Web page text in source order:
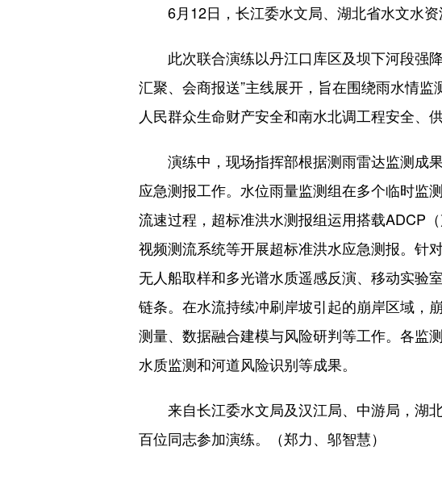
6月12日，长江委水文局、湖北省水文水资
此次联合演练以丹江口库区及坝下河段强降
汇聚、会商报送”主线展开，旨在围绕雨水情
人民群众生命财产安全和南水北调工程安全、
演练中，现场指挥部根据测雨雷达监测成果
应急测报工作。水位雨量监测组在多个临时监
流速过程，超标准洪水测报组运用搭载ADCP
视频测流系统等开展超标准洪水应急测报。针
无人船取样和多光谱水质遥感反演、移动实验
链条。在水流持续冲刷岸坡引起的崩岸区域，
测量、数据融合建模与风险研判等工作。各监
水质监测和河道风险识别等成果。
来自长江委水文局及汉江局、中游局，湖北
百位同志参加演练。（郑力、邬智慧）